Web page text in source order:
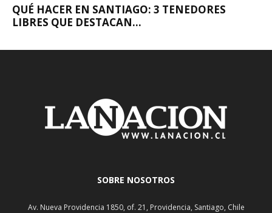
QUÉ HACER EN SANTIAGO: 3 TENEDORES
LIBRES QUE DESTACAN...
SOBRE NOSOTROS
Av. Nueva Providencia 1850, of. 21, Providencia, Santiago, Chile